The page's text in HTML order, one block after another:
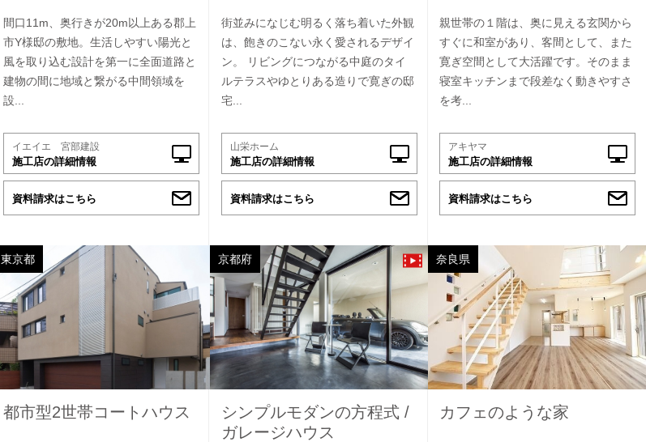
間口11m、奥行きが20m以上ある郡上
市Y様邸の敷地。生活しやすい陽光と
風を取り込む設計を第一に全面道路と
建物の間に地域と繋がる中間領域を
設...
イエイエ 宮部建設
施工店の詳細情報
資料請求はこちら
街並みになじむ明るく落ち着いた外観
は、飽きのこない永く愛されるデザイ
ン。 リビングにつながる中庭のタイ
ルテラスやゆとりある造りで寛ぎの邸
宅...
山栄ホーム
施工店の詳細情報
資料請求はこちら
親世帯の１階は、奥に見える玄関から
すぐに和室があり、客間として、また
寛ぎ空間として大活躍です。そのまま
寝室キッチンまで段差なく動きやすさ
を考...
アキヤマ
施工店の詳細情報
資料請求はこちら
東京都
都市型2世帯コートハウス
京都府
シンプルモダンの方程式 /
ガレージハウス
奈良県
カフェのような家